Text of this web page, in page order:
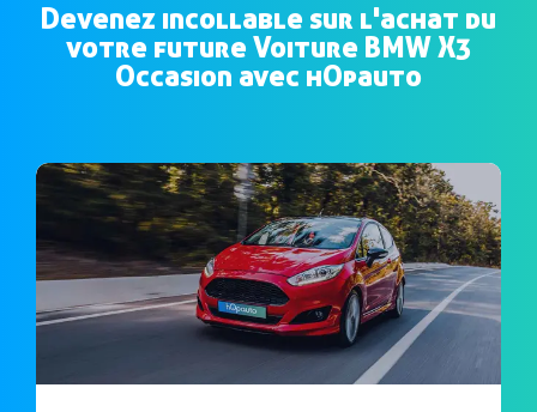
Devenez incollable sur l'achat du
votre future Voiture BMW X3
Occasion avec hOpauto